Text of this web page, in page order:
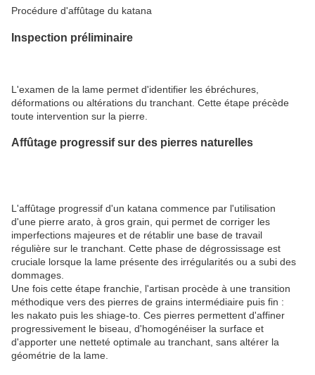
Procédure d'affûtage du katana
Inspection préliminaire
L'examen de la lame permet d'identifier les ébréchures,
déformations ou altérations du tranchant. Cette étape précède
toute intervention sur la pierre.
Affûtage progressif sur des pierres naturelles
L'affûtage progressif d'un katana commence par l'utilisation
d'une pierre arato, à gros grain, qui permet de corriger les
imperfections majeures et de rétablir une base de travail
régulière sur le tranchant. Cette phase de dégrossissage est
cruciale lorsque la lame présente des irrégularités ou a subi des
dommages.
Une fois cette étape franchie, l'artisan procède à une transition
méthodique vers des pierres de grains intermédiaire puis fin :
les nakato puis les shiage-to. Ces pierres permettent d'affiner
progressivement le biseau, d'homogénéiser la surface et
d'apporter une netteté optimale au tranchant, sans altérer la
géométrie de la lame.